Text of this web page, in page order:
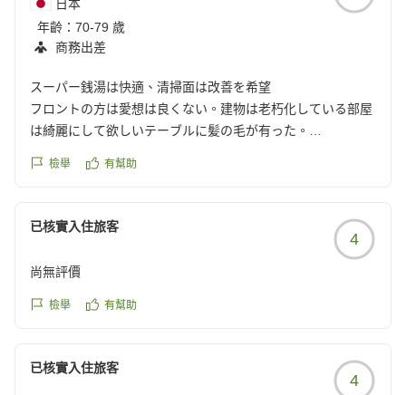
日本
年齡： 70-79 歲
商務出差
スーパー銭湯は快適、清掃面は改善を希望
フロントの方は愛想は良くない。建物は老朽化している部屋
は綺麗にして欲しいテーブルに髪の毛が有った。
難い。
https://review.travel.rakuten.co.jp/hotel/voice/15414?
檢舉 有幫助
已核實入住旅客
4
尚無評價
檢舉 有幫助
已核實入住旅客
4